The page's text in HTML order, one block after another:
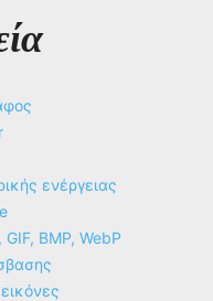
ενέργειας
BMP, WebP